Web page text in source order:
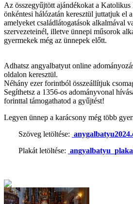
Az összegyűjtött ajándékokat a Katolikus
önkéntesi hálózatán keresztül juttatjuk el
amelyeket családlátogatások alkalmával
szervezeteinél, illetve ünnepi műsorok
gyermekek még az ünnepek előtt.
Adhatsz angyalbatyut online
oldalon keresztül.
Néhány ezer forintból összeállítjuk
Segíthetsz a 1356-os adományvonal
forinttal támogathatod a gyűjtést!
Legyen ünnep a karácsony még több
Szöveg letöltése:
Plakát letöltése: